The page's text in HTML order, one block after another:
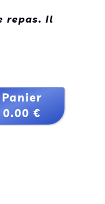
repas. Il
Panier
0.00 €